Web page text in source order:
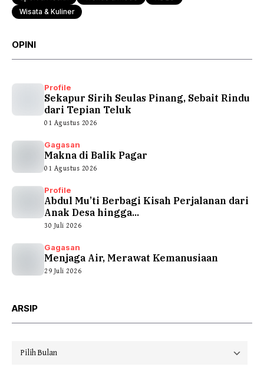
Wisata & Kuliner
OPINI
Profile
Sekapur Sirih Seulas Pinang, Sebait Rindu
dari Tepian Teluk
01 Agustus 2026
Gagasan
Makna di Balik Pagar
01 Agustus 2026
Profile
Abdul Mu’ti Berbagi Kisah Perjalanan dari
Anak Desa hingga...
30 Juli 2026
Gagasan
Menjaga Air, Merawat Kemanusiaan
29 Juli 2026
ARSIP
Arsip